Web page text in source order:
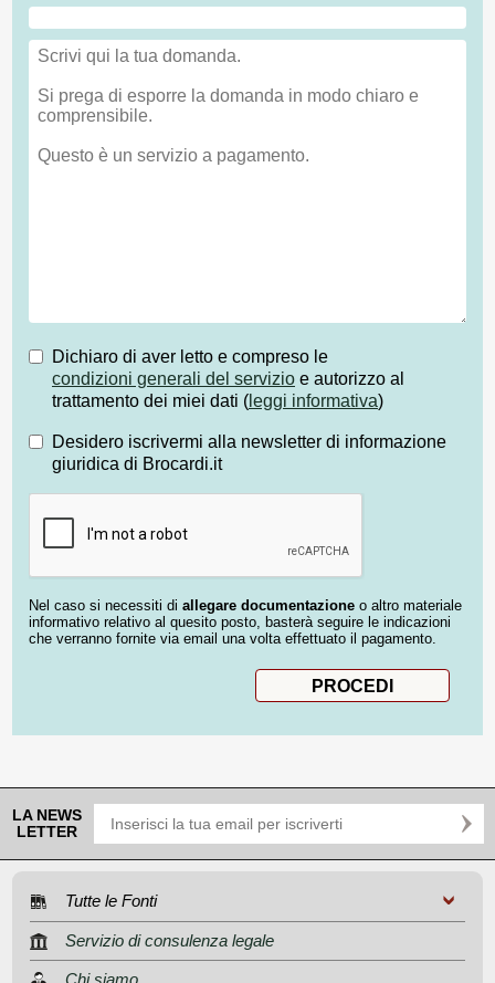
Dichiaro di aver letto e compreso le
condizioni generali del servizio e autorizzo al
trattamento dei miei dati ( leggi informativa)
Desidero iscrivermi alla newsletter di informazione
giuridica di Brocardi.it
Nel caso si necessiti di allegare documentazione o altro materiale
informativo relativo al quesito posto, basterà seguire le indicazioni
che verranno fornite via email una volta effettuato il pagamento.
LA NEWS
LETTER
Tutte le Fonti
Servizio di consulenza legale